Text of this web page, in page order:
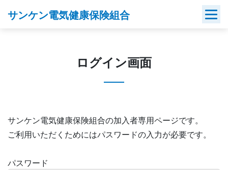
サンケン電気健康保険組合
ログイン画面
サンケン電気健康保険組合の加入者専用ページです。
ご利用いただくためにはパスワードの入力が必要です。
パスワード